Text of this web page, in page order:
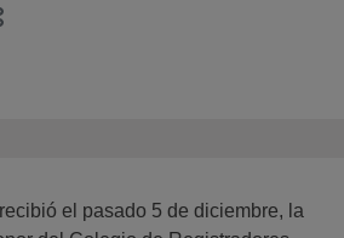
el pasado 5 de diciembre, la